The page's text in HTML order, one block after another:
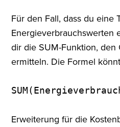
Für den Fall, dass du eine
Energieverbrauchswerten
dir die SUM-Funktion,
ermitteln. Die Formel
Erweiterung für die